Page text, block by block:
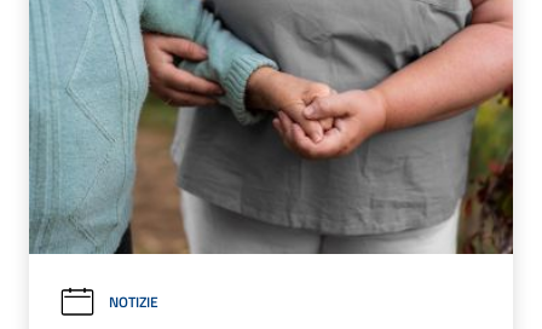
NOTIZIE